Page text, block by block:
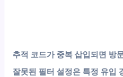
추적 코드가 중복 삽입되면 방
잘못된 필터 설정은 특정 유입